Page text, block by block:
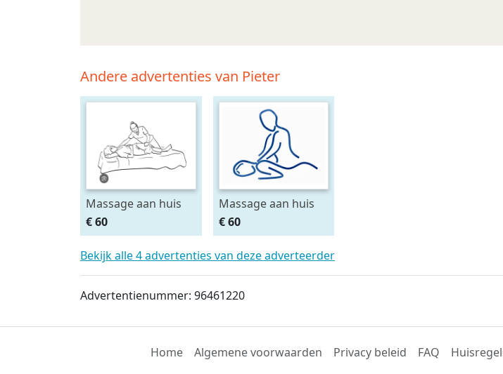
Andere advertenties van Pieter
Massage aan huis
€ 60
Massage aan huis
€ 60
Bekijk alle 4 advertenties van deze adverteerder
Advertentienummer: 96461220
Home Algemene voorwaarden Privacy beleid FAQ